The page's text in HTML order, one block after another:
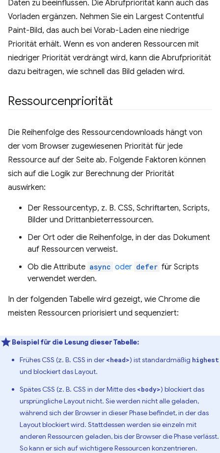
Daten zu beeinflussen. Die Abrufpriorität kann auch das
Vorladen ergänzen. Nehmen Sie ein Largest Contentful
Paint-Bild, das auch bei Vorab-Laden eine niedrige
Priorität erhält. Wenn es von anderen Ressourcen mit
niedriger Priorität verdrängt wird, kann die Abrufpriorität
dazu beitragen, wie schnell das Bild geladen wird.
Ressourcenpriorität
Die Reihenfolge des Ressourcendownloads hängt von
der vom Browser zugewiesenen Priorität für jede
Ressource auf der Seite ab. Folgende Faktoren können
sich auf die Logik zur Berechnung der Priorität
auswirken:
Der Ressourcentyp, z. B. CSS, Schriftarten, Scripts,
Bilder und Drittanbieterressourcen.
Der Ort oder die Reihenfolge, in der das Dokument
auf Ressourcen verweist.
Ob die Attribute async oder defer für Scripts
verwendet werden.
In der folgenden Tabelle wird gezeigt, wie Chrome die
meisten Ressourcen priorisiert und sequenziert:
Beispiel für die Lesung dieser Tabelle:
Frühes CSS (z. B. CSS in der <head>) ist standardmäßig highest
und blockiert das Layout.
Spätes CSS (z. B. CSS in der Mitte des <body>) blockiert das
ursprüngliche Layout nicht. Sie werden nicht alle geladen,
während sich der Browser in dieser Phase befindet, in der das
Layout blockiert wird. Stattdessen werden sie einzeln mit
anderen Ressourcen geladen, bis der Browser die Phase verlässt.
So kann er sich auf wichtigere Ressourcen konzentrieren.